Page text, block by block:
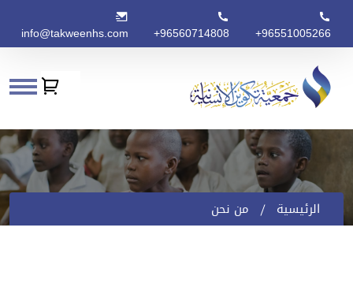
+96551005266
+96560714808
info@takweenhs.com
الرئيسية من نحن